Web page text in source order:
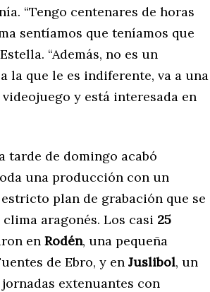
“Tengo centenares de horas
sentíamos que teníamos que
“Además, no es un
la que le es indiferente, va a una
y está interesada en
tarde de domingo acabó
una producción con un
plan de grabación que se
aragonés. Los casi 25
en Rodén, una pequeña
de Ebro, y en Juslibol, un
extenuantes con